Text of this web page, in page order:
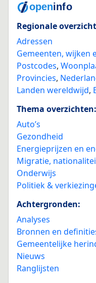
Regionale
Adressen
Gemeenten, wijken
Postcodes,
Provincies,
Landen wereldwijd,
Thema overzichten:
Auto’s
Gezondheid
Energieprijzen en
Migratie,
Onderwijs
Politiek &
Achtergronden:
Analyses
Bronnen en
Gemeentelijke
Nieuws
Ranglijsten